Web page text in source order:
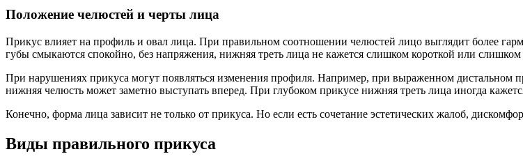
Положение челюстей и черты лица
Прикус влияет на профиль и овал лица. При правильном соотношении челюстей лицо выглядит более
губы смыкаются спокойно, без напряжения, нижняя треть лица не кажется слишком короткой или
При нарушениях прикуса могут появляться изменения профиля. Например, при выраженном
нижняя челюсть может заметно выступать вперед. При глубоком прикусе нижняя треть лица иногда
Конечно, форма лица зависит не только от прикуса. Но если есть сочетание эстетических жалоб,
Виды правильного прикуса